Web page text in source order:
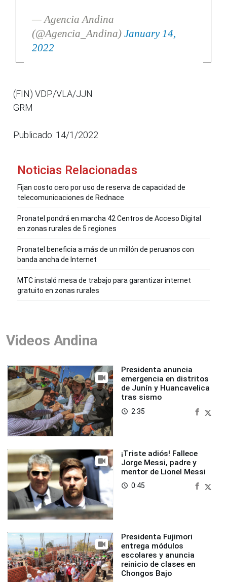
— Agencia Andina
(@Agencia_Andina) January 14,
2022
(FIN) VDP/VLA/JJN
GRM
Publicado: 14/1/2022
Noticias Relacionadas
Fijan costo cero por uso de reserva de capacidad de
telecomunicaciones de Rednace
Pronatel pondrá en marcha 42 Centros de Acceso Digital
en zonas rurales de 5 regiones
Pronatel beneficia a más de un millón de peruanos con
banda ancha de Internet
MTC instaló mesa de trabajo para garantizar internet
gratuito en zonas rurales
Videos Andina
Presidenta anuncia
emergencia en distritos
de Junín y Huancavelica
tras sismo
access_time 2:35
¡Triste adiós! Fallece
Jorge Messi, padre y
mentor de Lionel Messi
access_time 0:45
Presidenta Fujimori
entrega módulos
escolares y anuncia
reinicio de clases en
Chongos Bajo